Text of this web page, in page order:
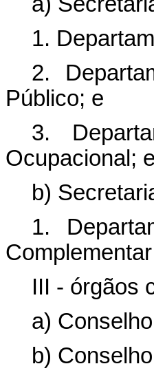
1.
2.
Público; e
3.
Ocupacional; e
b)
1.
III - órgãos
a)
b)